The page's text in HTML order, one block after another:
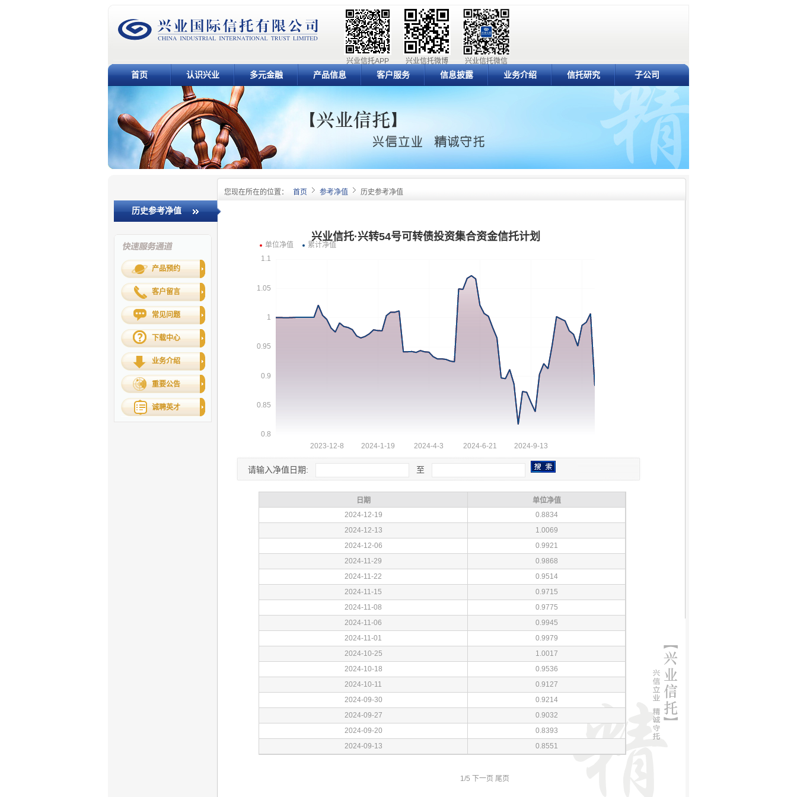
兴业信托微信
兴业信托微博
兴业信托APP
首页 认识兴业 多元金融 产品信息 客户服务 信息披露 业务介绍 信托研究 子公司
您现在所在的位置： 首页 参考净值 历史参考净值
历史参考净值
产品预约
客户留言
常见问题
下载中心
业务介绍
重要公告
诚聘英才
请输入净值日期: 至